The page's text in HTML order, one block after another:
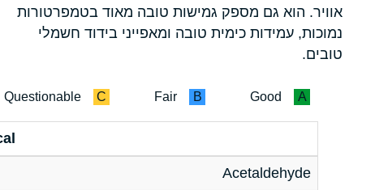
אוויר. הוא גם מספק גמישות טובה מאוד בטמפרטורות
נמוכות, עמידות כימית טובה ומאפייני בידוד חשמלי
טובים.
A
Good
B
Fair
C
Questionable
Acetaldehyde